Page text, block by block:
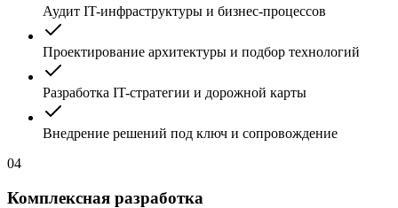
Аудит IT-инфраструктуры и бизнес-процессов
Проектирование архитектуры и подбор технологий
Разработка IT-стратегии и дорожной карты
Внедрение решений под ключ и сопровождение
04
Комплексная разработка